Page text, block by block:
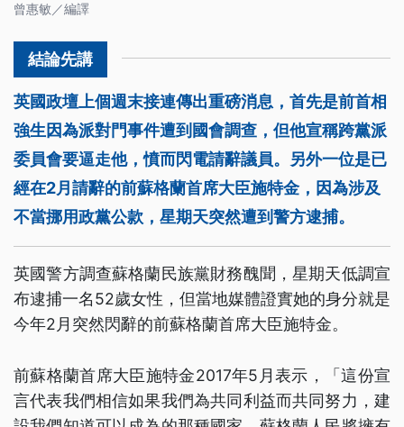
曾惠敏／編譯
英國政壇上個週末接連傳出重磅消息，首先是前首相
強生因為派對門事件遭到國會調查，但他宣稱跨黨派
委員會要逼走他，憤而閃電請辭議員。另外一位是已
經在2月請辭的前蘇格蘭首席大臣施特金，因為涉及
不當挪用政黨公款，星期天突然遭到警方逮捕。
英國警方調查蘇格蘭民族黨財務醜聞，星期天低調宣
布逮捕一名52歲女性，但當地媒體證實她的身分就是
今年2月突然閃辭的前蘇格蘭首席大臣施特金。
前蘇格蘭首席大臣施特金2017年5月表示，「這份宣
言代表我們相信如果我們為共同利益而共同努力，建